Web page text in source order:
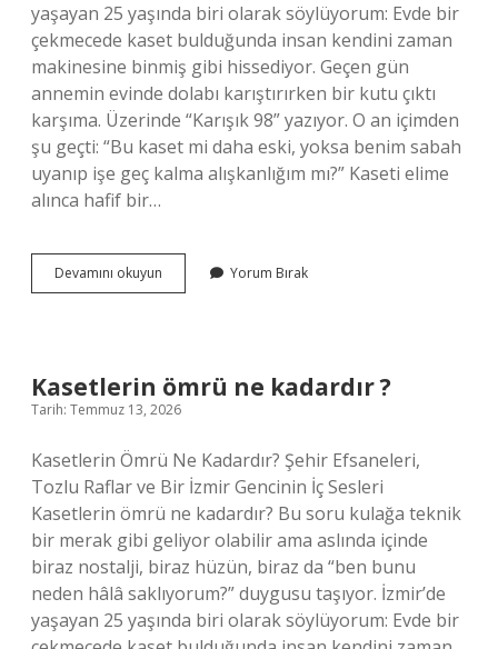
yaşayan 25 yaşında biri olarak söylüyorum: Evde bir
çekmecede kaset bulduğunda insan kendini zaman
makinesine binmiş gibi hissediyor. Geçen gün
annemin evinde dolabı karıştırırken bir kutu çıktı
karşıma. Üzerinde “Karışık 98” yazıyor. O an içimden
şu geçti: “Bu kaset mi daha eski, yoksa benim sabah
uyanıp işe geç kalma alışkanlığım mı?” Kaseti elime
alınca hafif bir…
Devamını okuyun Kasetlerin
ömrü
Yorum Bırak
Kasetlerin ömrü ne kadardır ?
Tarih: Temmuz 13, 2026
Kasetlerin Ömrü Ne Kadardır? Şehir Efsaneleri,
Tozlu Raflar ve Bir İzmir Gencinin İç Sesleri
Kasetlerin ömrü ne kadardır? Bu soru kulağa teknik
bir merak gibi geliyor olabilir ama aslında içinde
biraz nostalji, biraz hüzün, biraz da “ben bunu
neden hâlâ saklıyorum?” duygusu taşıyor. İzmir’de
yaşayan 25 yaşında biri olarak söylüyorum: Evde bir